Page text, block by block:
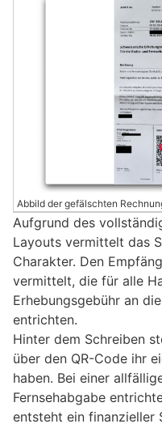
Abbild der gefälschten
Aufgrund des
Layouts vermittelt das
Charakter. Den
vermittelt, die für alle
Erhebungsgebühr an
entrichten.
Hinter dem Schreiben
über den QR-Code ihr
haben. Bei einer
Fernsehabgabe
entsteht ein finanzieller